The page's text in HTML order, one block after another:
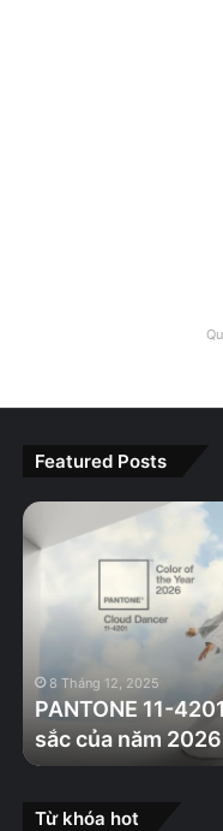
Featured Posts
PANTONE
11-
Màu
của
năm
2026
8 Tháng 12, 2025
PANTONE 11-
sắc của năm 2026
Từ khóa hot